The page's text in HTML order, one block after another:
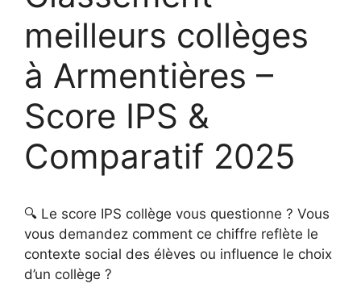
meilleurs collèges
à Armentières –
Score IPS &
Comparatif 2025
🔍 Le score IPS collège vous questionne ? Vous
vous demandez comment ce chiffre reflète le
contexte social des élèves ou influence le choix
d’un collège ?